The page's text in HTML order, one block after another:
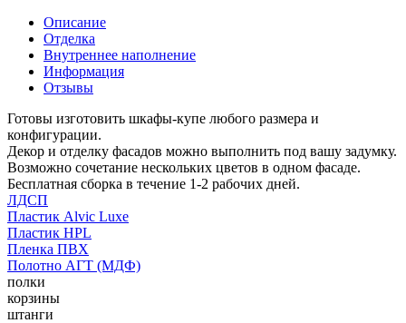
Описание
Отделка
Внутреннее наполнение
Информация
Отзывы
Готовы изготовить шкафы-купе любого размера и
конфигурации.
Декор и отделку фасадов можно выполнить под вашу задумку.
Возможно сочетание нескольких цветов в одном фасаде.
Бесплатная сборка в течение 1-2 рабочих дней.
ЛДСП
Пластик Alvic Luxe
Пластик HPL
Пленка ПВХ
Полотно АГТ (МДФ)
полки
корзины
штанги